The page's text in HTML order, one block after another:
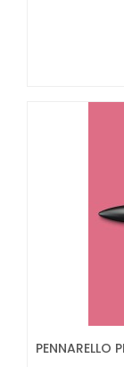
PENNARELLO